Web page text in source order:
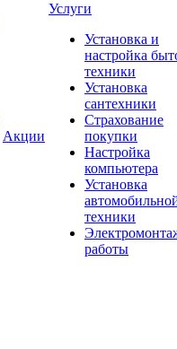
Акции
Услуги
Установка и
настройка
техники
Установка
сантехники
Страхование
покупки
Настройка
компьютера
Установка
техники
работы